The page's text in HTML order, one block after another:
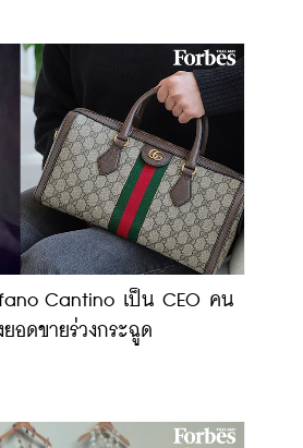
Cantino เป็น CEO คน
อดขายร่วงกระฉูด